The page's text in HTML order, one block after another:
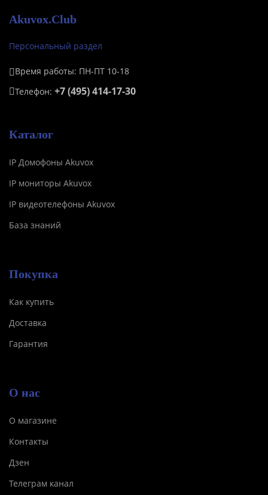
Akuvox.Club
Персональный раздел
Время работы: ПН-ПТ 10-18
Телефон: +7 (495) 414-17-30
Каталог
IP Домофоны Akuvox
IP мониторы Akuvox
IP видеотелефоны Akuvox
База знаний
Покупка
Как купить
Доставка
Гарантия
О нас
О магазине
Контакты
Дзен
Телеграм канал